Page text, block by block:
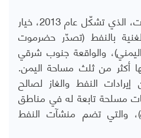
ويتبنى حلف قبائل حضرموت، الذي تشكّل عام 2013، خيار
بالنفط (تصدّر حضرموت
والواقعة جنوب شرقي
أكثر من ثلث مساحة اليمن.
النفط والغاز لصالح
مسلحة تابعة له في مناطق
والتي تضم منشآت النفط